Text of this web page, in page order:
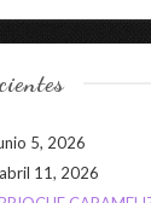
5, 2026
abril 11, 2026